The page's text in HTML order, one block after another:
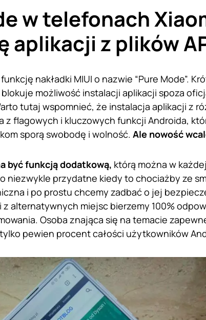
w telefonach
aplikacji z plików
nakładki MIUI o nazwie “Pure Mode”.
możliwość instalacji aplikacji spoza
tutaj wspomnieć, że instalacja aplikacji z
z flagowych i kluczowych funkcji Androida,
sporą swobodę i wolność. Ale nowość
być funkcją dodatkową, którą można w
niezwykle przydatne kiedy to chociażby ze
i po prostu chcemy zadbać o jej
z alternatywnych miejsc bierzemy 100%
Osoba znająca się na temacie
pewien procent całości użytkowników